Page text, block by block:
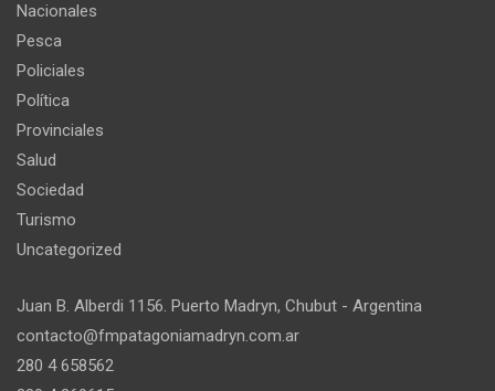
Nacionales
Pesca
Policiales
Política
Provinciales
Salud
Sociedad
Turismo
Uncategorized
Juan B. Alberdi 1156. Puerto Madryn, Chubut - Argentina
contacto@fmpatagoniamadryn.com.ar
280 4 658562